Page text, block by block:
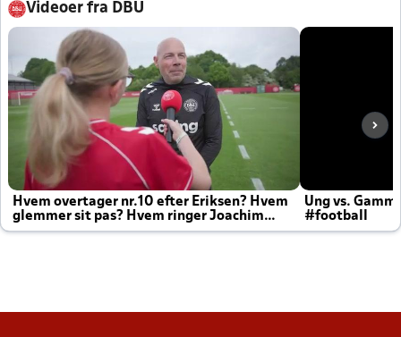
Videoer fra DBU
Hvem overtager nr.10 efter Eriksen? Hvem
glemmer sit pas? Hvem ringer Joachim
altid til efter kampe?
Ung vs.
#football